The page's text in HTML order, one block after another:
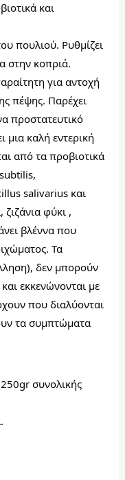
και
πουλιού. Ρυθμίζει
στην κοπριά.
για αντοχή
πέψης. Παρέχει
προστατευτικό
μια καλή εντερική
από τα προβιοτικά
salivarius και
βλέννα που
Τα
δεν μπορούν
και εκκενώνονται με
που διαλύονται
τα συμπτώματα
συνολικής